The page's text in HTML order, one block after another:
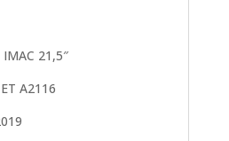
21,5″
A2116